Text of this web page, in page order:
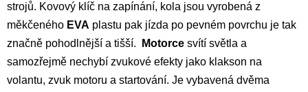
strojů. Kovový klíč na zapínání, kola jsou vyrobená z
měkčeného EVA plastu pak jízda po pevném povrchu je tak
značně pohodlnější a tišší.
Motorce svítí světla a
samozřejmě nechybí zvukové efekty jako klakson na
volantu, zvuk motoru a startování. Je vybavená dvěma